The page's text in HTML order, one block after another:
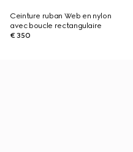
Ceinture ruban Web en nylon
avec boucle rectangulaire
€ 350